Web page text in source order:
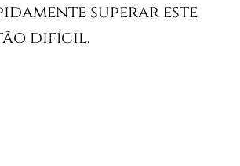
superar este
difícil.